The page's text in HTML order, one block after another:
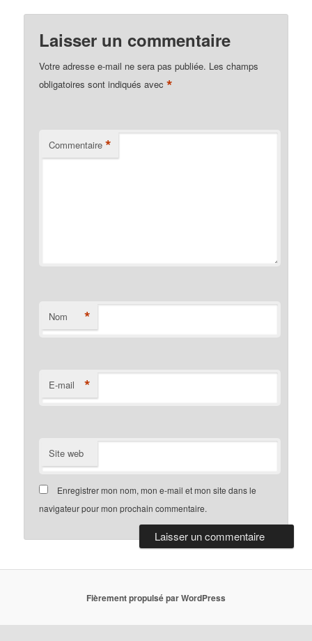
Laisser un commentaire
Votre adresse e-mail ne sera pas publiée. Les champs
obligatoires sont indiqués avec*
Commentaire *
Nom *
E-mail *
Site web
Enregistrer mon nom, mon e-mail et mon site dans le
navigateur pour mon prochain commentaire.
Fièrement propulsé par WordPress